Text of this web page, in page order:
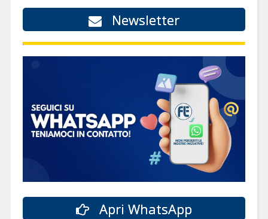
Newsletter
Apri WhatsApp